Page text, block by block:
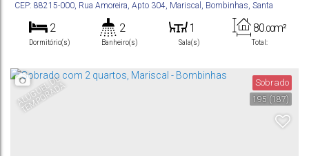
CEP: 88215-000, Rua Amoreira, Apto 304, Mariscal , Bombinhas, Santa
2
Dormitório(s)
2
Banheiro(s)
1
Sala(s) Total:
80 .00m²
Vaga(s)
A
L
U
G
U
E
L
D
E
T
E
M
P
O
R
A
D
A 195 (187)
Sobrado